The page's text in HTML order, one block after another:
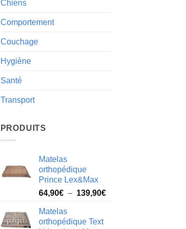
Chiens
Comportement
Couchage
Hygiène
Santé
Transport
PRODUITS
Matelas
orthopédique
Prince Lex&Max
64,90€ – 139,90€Plage
Matelas
orthopédique Text